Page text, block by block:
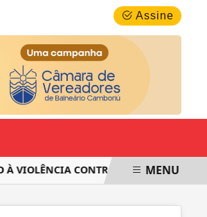
Assine
CONTRA AS MULHERES EM
MENU